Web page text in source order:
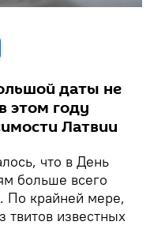
даты не
этом году
Латвии
что в День
больше всего
По крайней мере,
твитов известных